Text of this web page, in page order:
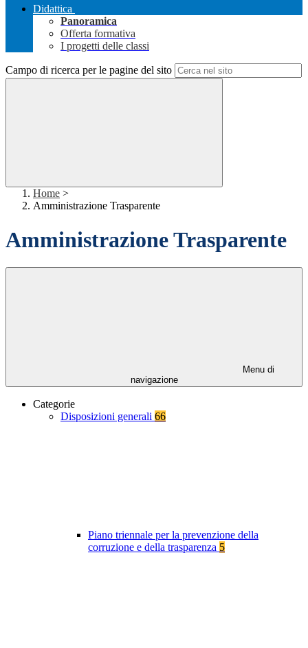
Didattica
Panoramica
Offerta formativa
I progetti delle classi
Campo di ricerca per le pagine del sito
Home >
Amministrazione Trasparente
Amministrazione Trasparente
Menu di
navigazione
Categorie
Disposizioni generali 66
Piano triennale per la prevenzione della
corruzione e della trasparenza 5